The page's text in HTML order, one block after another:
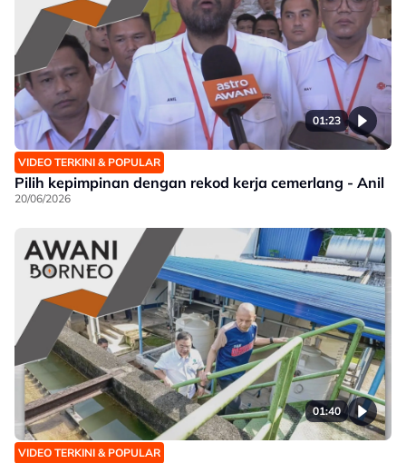
01:23
VIDEO TERKINI & POPULAR
Pilih kepimpinan dengan rekod kerja cemerlang - Anil
20/06/2026
01:40
VIDEO TERKINI & POPULAR